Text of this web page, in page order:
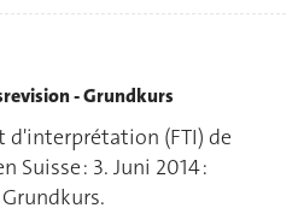
- Grundkurs
d'interprétation (FTI) de
Suisse : 3. Juni 2014 :